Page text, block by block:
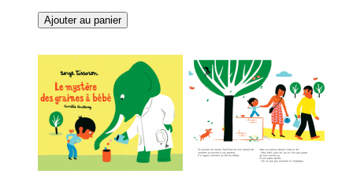
Ajouter au panier